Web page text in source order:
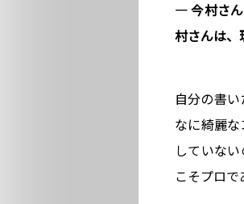
― 今村さん
村さんは、
自分の書
なに綺麗
していな
こそプロで